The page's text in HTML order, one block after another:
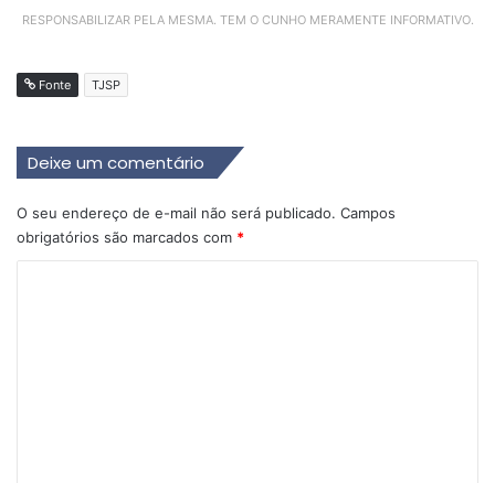
RESPONSABILIZAR PELA MESMA. TEM O CUNHO MERAMENTE INFORMATIVO.
Fonte TJSP
Deixe um comentário
O seu endereço de e-mail não será publicado. Campos
obrigatórios são marcados com *